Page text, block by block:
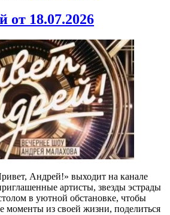
от 18.07.2026
Андрей!» выходит на канале
артисты, звезды эстрады
в уютной обстановке, чтобы
моменты из своей жизни, поделиться